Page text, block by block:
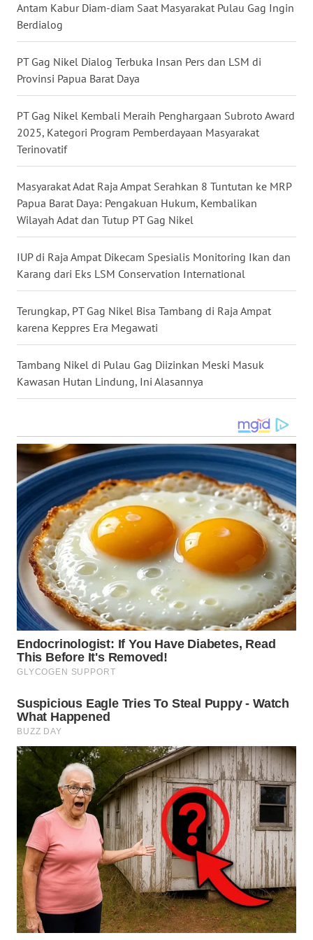
Antam Kabur Diam-diam Saat Masyarakat Pulau Gag Ingin
Berdialog
PT Gag Nikel Dialog Terbuka Insan Pers dan LSM di
Provinsi Papua Barat Daya
PT Gag Nikel Kembali Meraih Penghargaan Subroto Award
2025, Kategori Program Pemberdayaan Masyarakat
Terinovatif
Masyarakat Adat Raja Ampat Serahkan 8 Tuntutan ke MRP
Papua Barat Daya: Pengakuan Hukum, Kembalikan
Wilayah Adat dan Tutup PT Gag Nikel
IUP di Raja Ampat Dikecam Spesialis Monitoring Ikan dan
Karang dari Eks LSM Conservation International
Terungkap, PT Gag Nikel Bisa Tambang di Raja Ampat
karena Keppres Era Megawati
Tambang Nikel di Pulau Gag Diizinkan Meski Masuk
Kawasan Hutan Lindung, Ini Alasannya
WN
SUMEDANG
WN
CIANJUR
WN
KEPULAUAN
SERIBU
WN
TANGERANG
WN
WN
WN
KUNINGAN
WN
MAJALENGKA
WN
SUBANG
WN
SUKABUMI
WN
PURWAKARTA
WN
PRIANGAN
TIMUR
WN
SEMARANG
WN
SOLO
WN
BOROBUDUR
WN
MADURA
WN
SURABAYA